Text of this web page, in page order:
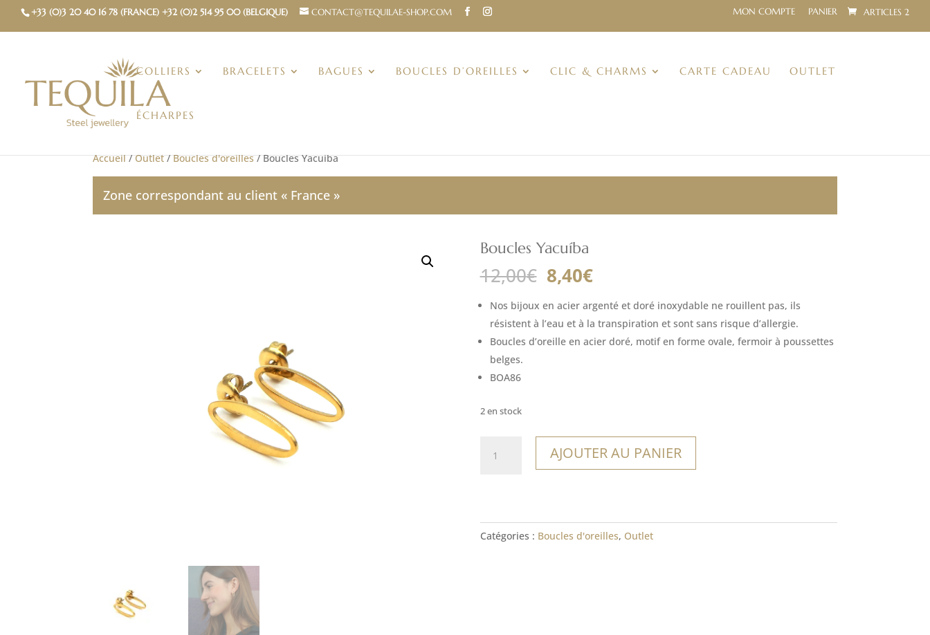
+33 (0)3 20 40 16 78 (FRANCE) +32 (0)2 514 95 00 (BELGIQUE) CONTACT@TEQUILAE-SHOP.COM MON COMPTE PANIER ARTICLES 2
COLLIERS BRACELETS BAGUES BOUCLES D’OREILLES CLIC & CHARMS CARTE CADEAU OUTLET
ÉCHARPES
Accueil/Outlet/Boucles d'oreilles/ Boucles Yacuíba
Zone correspondant au client « France »
Boucles Yacuíba
12,00€ Le
prix
initial
était :
12,00€.
8,40€Le
actuel
est :
8,40€.
Nos bijoux en acier argenté et doré inoxydable ne rouillent pas, ils
résistent à l’eau et à la transpiration et sont sans risque d’allergie.
Boucles d’oreille en acier doré, motif en forme ovale, fermoir à poussettes
belges.
BOA86
2 en stock
AJOUTER AU PANIER
Catégories : Boucles d'oreilles, Outlet